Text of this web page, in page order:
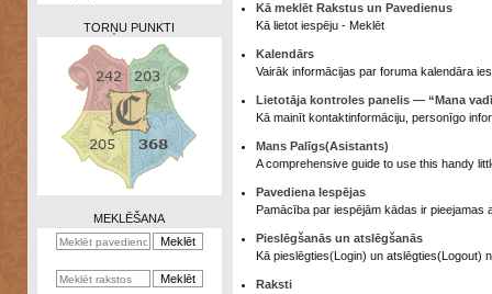
Zināšanu
TORŅU PUNKTI
MEKLĒŠANA
Kā meklēt Rakstus un Pavedienus
Kā lietot iespēju - Meklēt
Kalendārs
Vairāk informācijas par foruma kalendāra
Lietotāja kontroles panelis — “Mana
Kā mainīt kontaktinformāciju, personīgo
Mans Palīgs(Asistants)
A comprehensive guide to use this handy
Pavediena Iespējas
Pamācība par iespējām kādas ir pieejamas
Pieslēgšanās un atslēgšanās
Kā pieslēgties(Login) un atslēgties(Logout)
Raksti